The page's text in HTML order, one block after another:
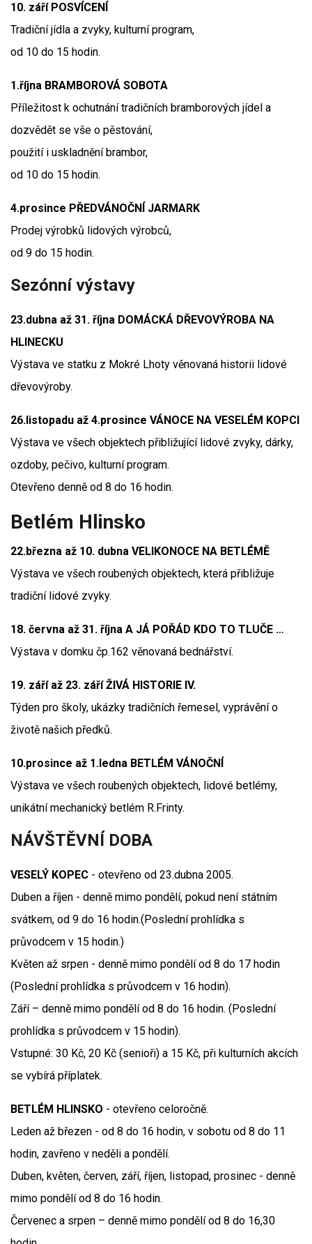
10. září POSVÍCENÍ
Tradiční jídla a zvyky, kulturní program,
od 10 do 15 hodin.
1.října BRAMBOROVÁ SOBOTA
Příležitost k ochutnání tradičních bramborových jídel a
dozvědět se vše o pěstování,
použití i uskladnění brambor,
od 10 do 15 hodin.
4.prosince PŘEDVÁNOČNÍ JARMARK
Prodej výrobků lidových výrobců,
od 9 do 15 hodin.
Sezónní výstavy
23.dubna až 31. října DOMÁCKÁ DŘEVOVÝROBA NA
HLINECKU
Výstava ve statku z Mokré Lhoty věnovaná historii lidové
dřevovýroby.
26.listopadu až 4.prosince VÁNOCE NA VESELÉM KOPCI
Výstava ve všech objektech přibližující lidové zvyky, dárky,
ozdoby, pečivo, kulturní program.
Otevřeno denně od 8 do 16 hodin.
Betlém Hlinsko
22.března až 10. dubna VELIKONOCE NA BETLÉMĚ
Výstava ve všech roubených objektech, která přibližuje
tradiční lidové zvyky.
18. června až 31. října A JÁ POŘÁD KDO TO TLUČE …
Výstava v domku čp.162 věnovaná bednářství.
19. září až 23. září ŽIVÁ HISTORIE IV.
Týden pro školy, ukázky tradičních řemesel, vyprávění o
životě našich předků.
10.prosince až 1.ledna BETLÉM VÁNOČNÍ
Výstava ve všech roubených objektech, lidové betlémy,
unikátní mechanický betlém R.Frinty.
NÁVŠTĚVNÍ DOBA
VESELÝ KOPEC - otevřeno od 23.dubna 2005.
Duben a říjen - denně mimo pondělí, pokud není státním
svátkem, od 9 do 16 hodin.(Poslední prohlídka s
průvodcem v 15 hodin.)
Květen až srpen - denně mimo pondělí od 8 do 17 hodin
(Poslední prohlídka s průvodcem v 16 hodin).
Září – denně mimo pondělí od 8 do 16 hodin. (Poslední
prohlídka s průvodcem v 15 hodin).
Vstupné: 30 Kč, 20 Kč (senioři) a 15 Kč, při kulturních akcích
se vybírá příplatek.
BETLÉM HLINSKO - otevřeno celoročně.
Leden až březen - od 8 do 16 hodin, v sobotu od 8 do 11
hodin, zavřeno v neděli a pondělí.
Duben, květen, červen, září, říjen, listopad, prosinec - denně
mimo pondělí od 8 do 16 hodin.
Červenec a srpen – denně mimo pondělí od 8 do 16,30